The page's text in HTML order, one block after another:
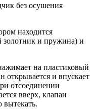
без осушения
находится
и пружина) и
на пластиковый
открывается и впускает
отсоединении
вверх, клапан
вытекать.